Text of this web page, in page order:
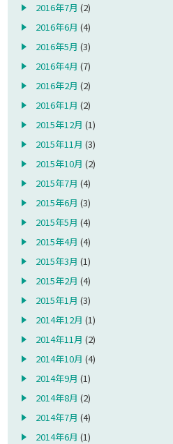
2016年7月 (2)
2016年6月 (4)
2016年5月 (3)
2016年4月 (7)
2016年2月 (2)
2016年1月 (2)
2015年12月 (1)
2015年11月 (3)
2015年10月 (2)
2015年7月 (4)
2015年6月 (3)
2015年5月 (4)
2015年4月 (4)
2015年3月 (1)
2015年2月 (4)
2015年1月 (3)
2014年12月 (1)
2014年11月 (2)
2014年10月 (4)
2014年9月 (1)
2014年8月 (2)
2014年7月 (4)
2014年6月 (1)